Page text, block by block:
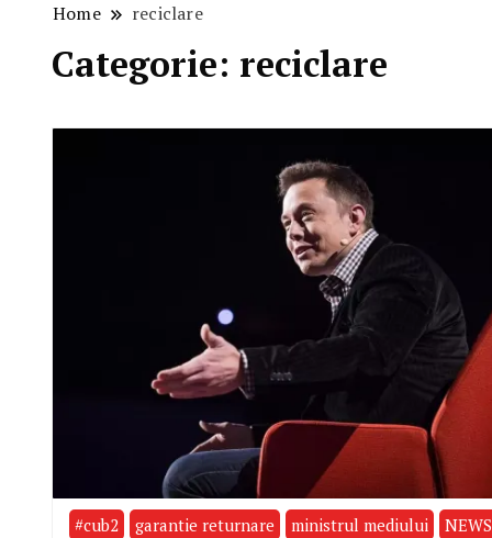
Home reciclare
Categorie: reciclare
#cub2 garantie returnare ministrul mediului
NEWS